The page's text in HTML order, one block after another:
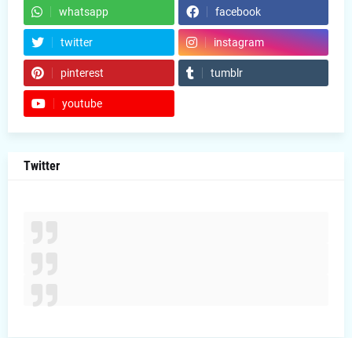
whatsapp facebook
twitter instagram
pinterest tumblr
youtube
Twitter